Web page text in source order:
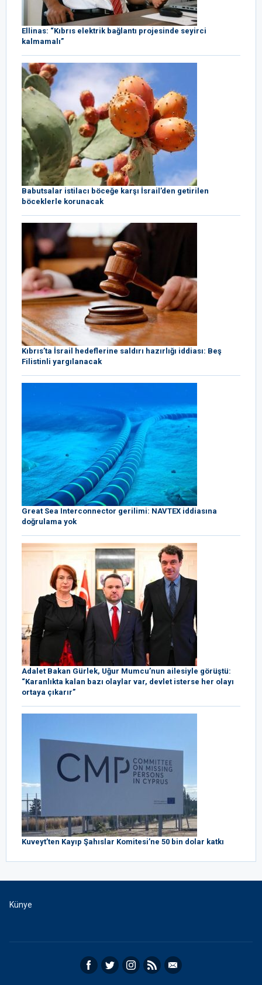
Ellinas: “Kıbrıs elektrik bağlantı projesinde seyirci
kalmamalı”
Babutsalar istilacı böceğe karşı İsrail’den getirilen
böceklerle korunacak
Kıbrıs’ta İsrail hedeflerine saldırı hazırlığı iddiası: Beş
Filistinli yargılanacak
Great Sea Interconnector gerilimi: NAVTEX iddiasına
doğrulama yok
Adalet Bakan Gürlek, Uğur Mumcu’nun ailesiyle görüştü:
“Karanlıkta kalan bazı olaylar var, devlet isterse her olayı
ortaya çıkarır”
Kuveyt’ten Kayıp Şahıslar Komitesi’ne 50 bin dolar katkı
Künye
Facebook Twitter Instagram RSS